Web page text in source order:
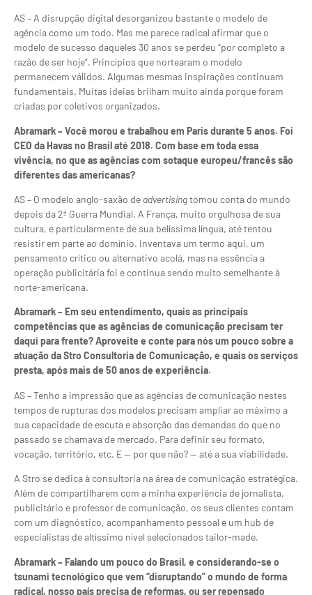
AS – A disrupção digital desorganizou bastante o modelo de
agência como um todo. Mas me parece radical afirmar que o
modelo de sucesso daqueles 30 anos se perdeu “por completo a
razão de ser hoje”. Princípios que nortearam o modelo
permanecem válidos. Algumas mesmas inspirações continuam
fundamentais. Muitas ideias brilham muito ainda porque foram
criadas por coletivos organizados.
Abramark – Você morou e trabalhou em Paris durante 5 anos. Foi
CEO da Havas no Brasil até 2018. Com base em toda essa
vivência, no que as agências com sotaque europeu/francês são
diferentes das americanas?
AS – O modelo anglo-saxão de advertisingtomou conta do mundo
depois da 2ª Guerra Mundial. A França, muito orgulhosa de sua
cultura, e particularmente de sua belíssima língua, até tentou
resistir em parte ao domínio. Inventava um termo aqui, um
pensamento crítico ou alternativo acolá, mas na essência a
operação publicitária foi e continua sendo muito semelhante à
norte-americana.
Abramark – Em seu entendimento, quais as principais
competências que as agências de comunicação precisam ter
daqui para frente? Aproveite e conte para nós um pouco sobre a
atuação da Stro Consultoria de Comunicação, e quais os serviços
presta, após mais de 50 anos de experiência.
AS – Tenho a impressão que as agências de comunicação nestes
tempos de rupturas dos modelos precisam ampliar ao máximo a
sua capacidade de escuta e absorção das demandas do que no
passado se chamava de mercado. Para definir seu formato,
vocação, território, etc. E — por que não? — até a sua viabilidade.
A Stro se dedica à consultoria na área de comunicação estratégica.
Além de compartilharem com a minha experiência de jornalista,
publicitário e professor de comunicação, os seus clientes contam
com um diagnóstico, acompanhamento pessoal e um hub de
especialistas de altíssimo nível selecionados tailor-made.
Abramark – Falando um pouco do Brasil, e considerando-se o
tsunami tecnológico que vem “disruptando” o mundo de forma
radical, nosso país precisa de reformas, ou ser repensado